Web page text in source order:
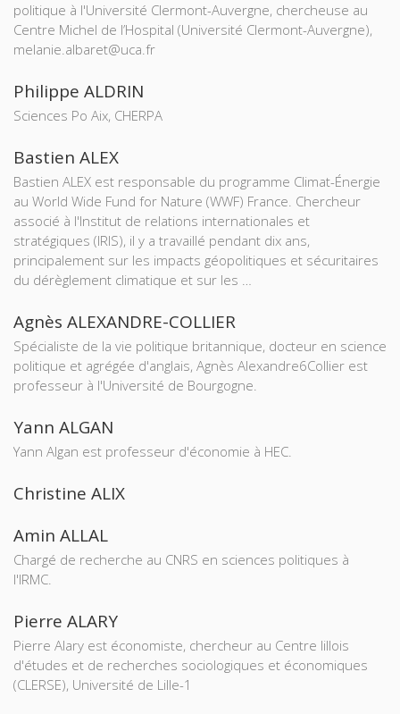
politique à l'Université Clermont-Auvergne, chercheuse au
Centre Michel de l’Hospital (Université Clermont-Auvergne),
melanie.albaret@uca.fr
Philippe ALDRIN
Sciences Po Aix, CHERPA
Bastien ALEX
Bastien ALEX est responsable du programme Climat-Énergie
au World Wide Fund for Nature (WWF) France. Chercheur
associé à l'Institut de relations internationales et
stratégiques (IRIS), il y a travaillé pendant dix ans,
principalement sur les impacts géopolitiques et sécuritaires
du dérèglement climatique et sur les …
Agnès ALEXANDRE-COLLIER
Spécialiste de la vie politique britannique, docteur en science
politique et agrégée d'anglais, Agnès Alexandre6Collier est
professeur à l'Université de Bourgogne.
Yann ALGAN
Yann Algan est professeur d'économie à HEC.
Christine ALIX
Amin ALLAL
Chargé de recherche au CNRS en sciences politiques à
l'IRMC.
Pierre ALARY
Pierre Alary est économiste, chercheur au Centre lillois
d'études et de recherches sociologiques et économiques
(CLERSE), Université de Lille-1